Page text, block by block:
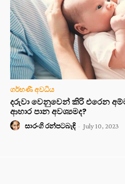
ගර්භණී අවධිය
දරුවා වෙනුවෙන් කිරි එරෙන
ආහාර පාන අවශ්‍යමද?
සාරංගි රන්පටබැඳි - July 10, 2023